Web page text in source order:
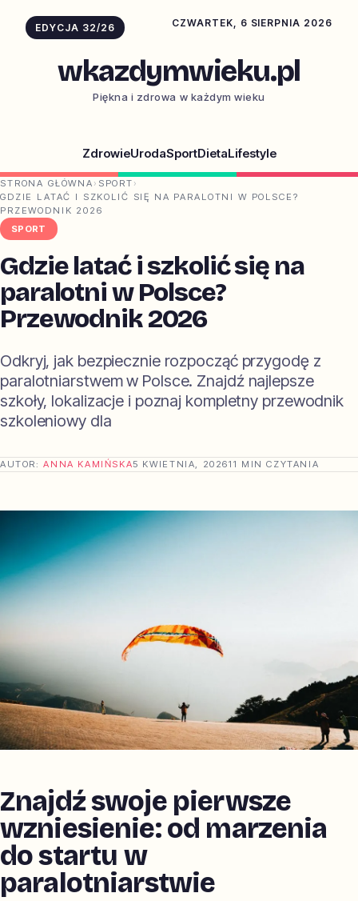
EDYCJA 32/26 CZWARTEK, 6 SIERPNIA 2026
wkazdymwieku.pl
Piękna i zdrowa w każdym wieku
ZdrowieUrodaSportDietaLifestyle
STRONA GŁÓWNA › SPORT ›
GDZIE LATAĆ I SZKOLIĆ SIĘ NA PARALOTNI W POLSCE?
PRZEWODNIK 2026
SPORT
Gdzie latać i szkolić się na
paralotni w Polsce?
Przewodnik 2026
Odkryj, jak bezpiecznie rozpocząć przygodę z
paralotniarstwem w Polsce. Znajdź najlepsze
szkoły, lokalizacje i poznaj kompletny przewodnik
szkoleniowy dla
AUTOR:ANNA KAMIŃSKA5 KWIETNIA, 202611 MIN CZYTANIA
Znajdź swoje pierwsze
wzniesienie: od marzenia
do startu w
paralotniarstwie